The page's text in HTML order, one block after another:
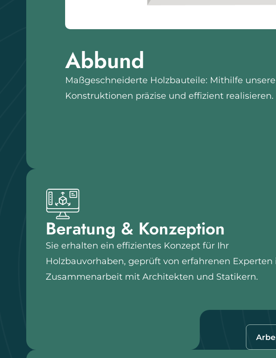
Abbund
Maßgeschneiderte Holzbauteile: Mithilfe
Konstruktionen präzise und effizient realisieren.
Beratung & Konzeption
Sie erhalten ein effizientes Konzept für Ihr
Holzbauvorhaben, geprüft von erfahrenen Experten
Zusammenarbeit mit Architekten und Statikern.